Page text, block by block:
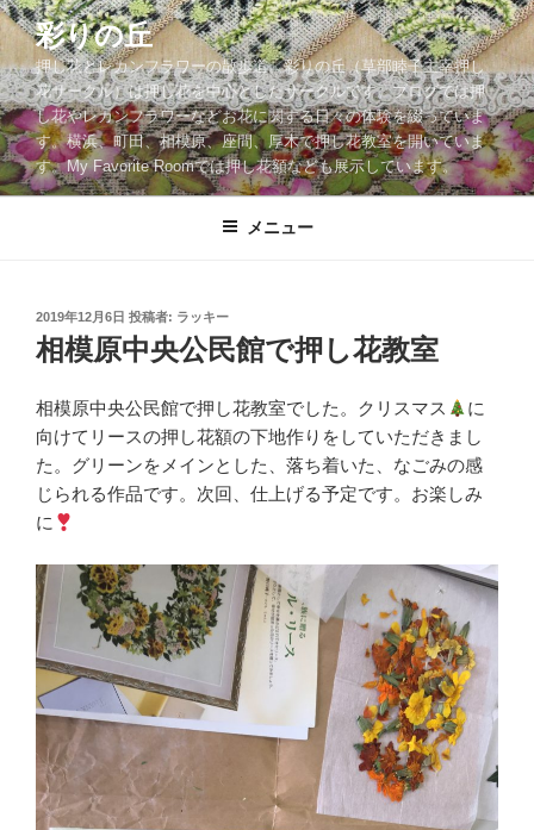
コ
ン
テ
ン
ツ
へ
ス
彩りの丘
押し花とレカンフラワーの散歩道。彩りの丘（草部睦子主宰押し
花サークル）は押し花を中心としたサークルです。ブログでは押
し花やレカンフラワーなどお花に関する日々の体験を綴っていま
す。横浜、町田、相模原、座間、厚木で押し花教室を開いていま
す。My Favorite Roomでは押し花額なども展示しています。
メニュー
投
稿
日:
2019年12月6日 投稿者: ラッキー
相模原中央公民館で押し花教室
相模原中央公民館で押し花教室でした。クリスマス
に
向けてリースの押し花額の下地作りをしていただきまし
た。グリーンをメインとした、落ち着いた、なごみの感
じられる作品です。次回、仕上げる予定です。お楽しみ
に